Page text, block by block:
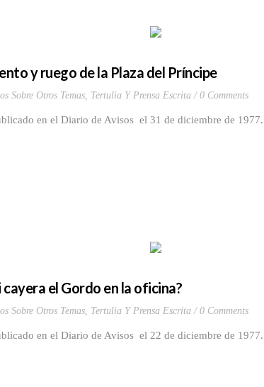
y ruego de la Plaza del Príncipe
Sobre Otros Temas, Tertulia Y Prensa Escrita 0 Comments
en el Diario de Avisos el 31 de diciembre de 1977.
cayera el Gordo en la oficina?
Sobre Otros Temas, Tertulia Y Prensa Escrita 0 Comments
en el Diario de Avisos el 22 de diciembre de 1977.